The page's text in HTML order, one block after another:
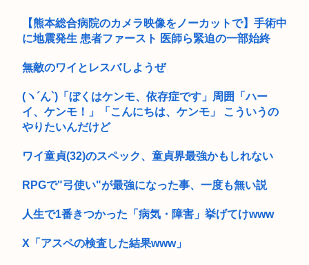
ポルノ動画でシコってる若者の23%が俺は人生の敗者だと思っ
てるこ...
タイの学校で14歳少年が銃乱射 祖父母と教師5人などを殺し
【悲報】日本人なら誰もが知ってるのに、まだ一度も大河で取
り上げら...
XBOX Series S、29,980円だったはずが値上げを繰...
【緊急高市速報】ガス警報器、受注停止。
【九州名物】鶏刺し食べた医師、全身麻痺に…「死んだほうが
良かった...
賃上げしない企業 過去最多ペースで倒産へ
【熊本総合病院のカメラ映像をノーカットで】手術中
に地震発生 患者ファースト 医師ら緊迫の一部始終
無敵のワイとレスバしようぜ
(ヽ´ん`)「ぼくはケンモ、依存症です」周囲「ハー
イ、ケンモ！」「こんにちは、ケンモ」 こういうの
やりたいんだけど
ワイ童貞(32)のスペック、童貞界最強かもしれない
RPGで"弓使い"が最強になった事、一度も無い説
人生で1番きつかった「病気・障害」挙げてけwww
X「アスペの検査した結果www」